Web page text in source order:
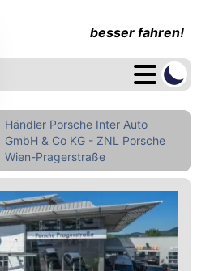
besser fahren!
Händler Porsche Inter Auto
GmbH & Co KG - ZNL Porsche
Wien-Pragerstraße